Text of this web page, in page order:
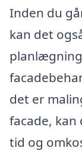
Inden du
kan det
det er
facade,
tid og